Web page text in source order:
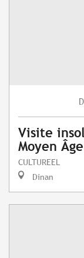
Visite
Moyen Âge
CULTUREEL
Dinan